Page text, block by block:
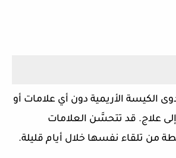
الكيسة الأريمية دون أي علامات أو
علاج. قد تتحسَّن العلامات
من تلقاء نفسها خلال أيام قليلة.